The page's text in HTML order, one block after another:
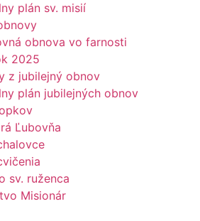
plán sv. misií
obnova vo farnosti
2025
z jubilejný obnov
plán jubilejných obnov
Ľubovňa
sv. ruženca
Misionár